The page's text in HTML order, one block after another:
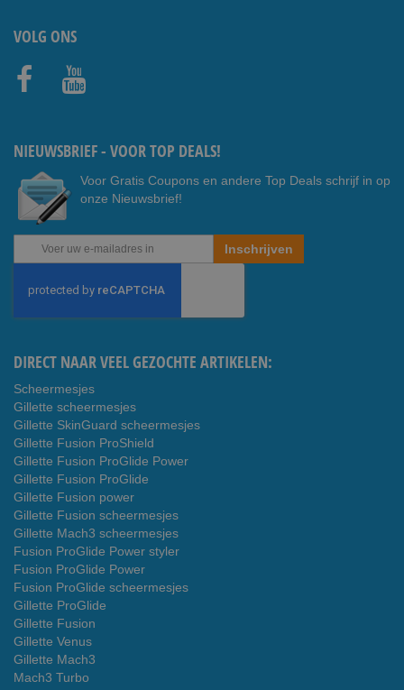
VOLG ONS
NIEUWSBRIEF - VOOR TOP DEALS!
Voor Gratis Coupons en andere Top Deals schrijf in op
onze Nieuwsbrief!
Abonneer
u
onze
nieuwsbrief
Inschrijven
DIRECT NAAR VEEL GEZOCHTE ARTIKELEN:
Scheermesjes
Gillette scheermesjes
Gillette SkinGuard scheermesjes
Gillette Fusion ProShield
Gillette Fusion ProGlide Power
Gillette Fusion ProGlide
Gillette Fusion power
Gillette Fusion scheermesjes
Gillette Mach3 scheermesjes
Fusion ProGlide Power styler
Fusion ProGlide Power
Fusion ProGlide scheermesjes
Gillette ProGlide
Gillette Fusion
Gillette Venus
Gillette Mach3
Mach3 Turbo